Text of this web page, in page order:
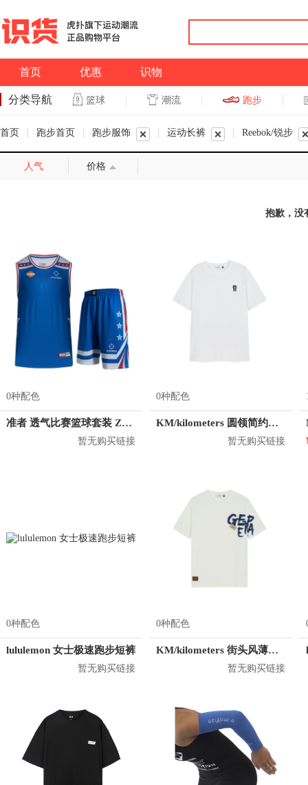
首页 优惠 识物
分类导航 篮球 潮流 跑步
首页 跑步首页 跑步服饰 运动长裤 Reebok/锐步
人气 价格
抱歉，没
0种配色
准者 透气比赛篮球套装 Z118210177
暂无购买链接
0种配色
KM/kilometers 圆领简约短袖T恤 M2X2108073
暂无购买链接
0种配色
lululemon 女士极速跑步短裤
暂无购买链接
0种配色
KM/kilometers 街头风薄款印花短袖T恤 男女同款 M2X2108248
暂无购买链接